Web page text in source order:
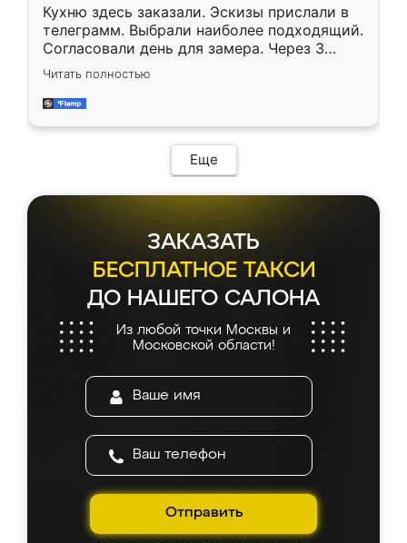
Кухню здесь заказали. Эскизы прислали в
телеграмм. Выбрали наиболее подходящий.
Согласовали день для замера. Через 3
недели кухня была уже готова. Остались
довольны работой. Спасибо Ренессанс
мебель за качественную работу!
Читать полностью
Еще
ЗАКАЗАТЬ
БЕСПЛАТНОЕ ТАКСИ
ДО НАШЕГО САЛОНА
Из любой точки Москвы и
Московской области!
Отправить